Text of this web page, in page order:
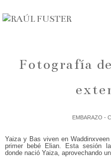
Fotografía
EMBARAZO -
Yaiza y Bas viven en
primer bebé Elian. Esta sesión
donde nació Yaiza, aprovechando